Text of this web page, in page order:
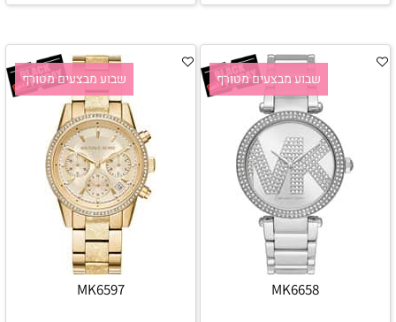
שבוע מבצעים מטורף
MK6658
שבוע מבצעים מטורף
MK6597